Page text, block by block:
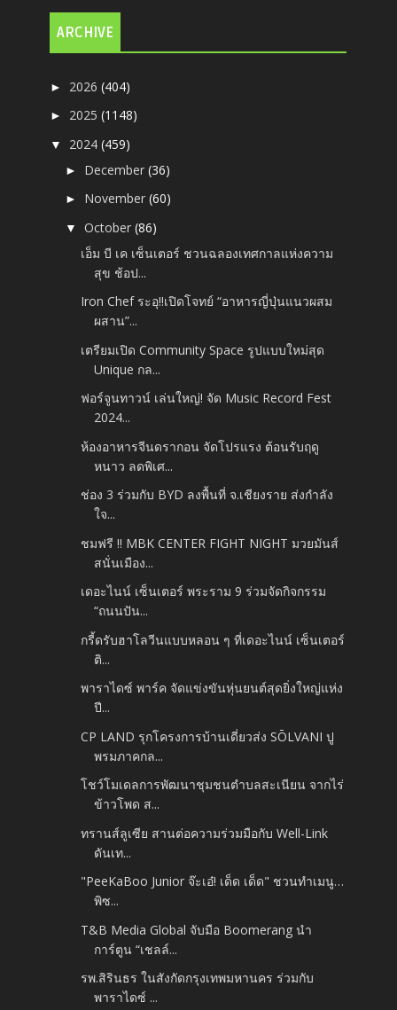
ARCHIVE
► 2026(404)
► 2025(1148)
▼ 2024(459)
► December(36)
► November(60)
▼October(86)
เอ็ม บี เค เซ็นเตอร์ ชวนฉลองเทศกาลแห่งความ
สุข ช้อป...
Iron Chef ระอุ!!เปิดโจทย์ “อาหารญี่ปุ่นแนวผสม
ผสาน”...
เตรียมเปิด Community Space รูปแบบใหม่สุด
Unique กล...
ฟอร์จูนทาวน์ เล่นใหญ่! จัด Music Record Fest
2024...
ห้องอาหารจีนดรากอน จัดโปรแรง ต้อนรับฤดู
หนาว ลดพิเศ...
ช่อง 3 ร่วมกับ BYD ลงพื้นที่ จ.เชียงราย ส่งกำลัง
ใจ...
ชมฟรี !! MBK CENTER FIGHT NIGHT มวยมันส์
สนั่นเมือง...
เดอะไนน์ เซ็นเตอร์ พระราม 9 ร่วมจัดกิจกรรม
“ถนนปัน...
กรี้ดรับฮาโลวีนแบบหลอน ๆ ที่เดอะไนน์ เซ็นเตอร์
ติ...
พาราไดซ์ พาร์ค จัดแข่งขันหุ่นยนต์สุดยิ่งใหญ่แห่ง
ปี...
CP LAND รุกโครงการบ้านเดี่ยวส่ง SŌLVANI ปู
พรมภาคกล...
โชว์โมเดลการพัฒนาชุมชนตำบลสะเนียน จากไร่
ข้าวโพด ส...
ทรานส์ลูเซีย สานต่อความร่วมมือกับ Well-Link
ดันเท...
"PeeKaBoo Junior จ๊ะเอ๋! เด็ด เด็ด" ชวนทำเมนู…
พิซ...
T&B Media Global จับมือ Boomerang นำ
การ์ตูน “เชลล์...
รพ.สิรินธร ในสังกัดกรุงเทพมหานคร ร่วมกับ
พาราไดซ์ ...